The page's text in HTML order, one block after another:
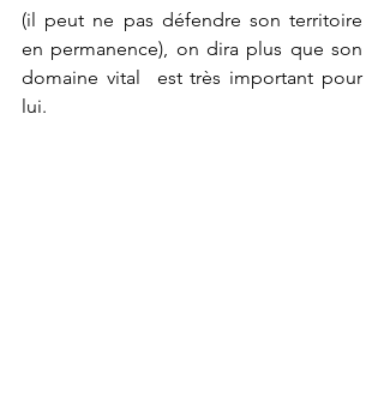
(il peut ne pas défendre son territoire
en permanence), on dira plus que son
domaine vital  est très important pour
lui.